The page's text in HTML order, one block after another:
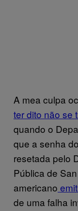
A mea culpa
ter dito não se
quando o
que a senha
resetada pelo
Pública de
americano
de uma falha